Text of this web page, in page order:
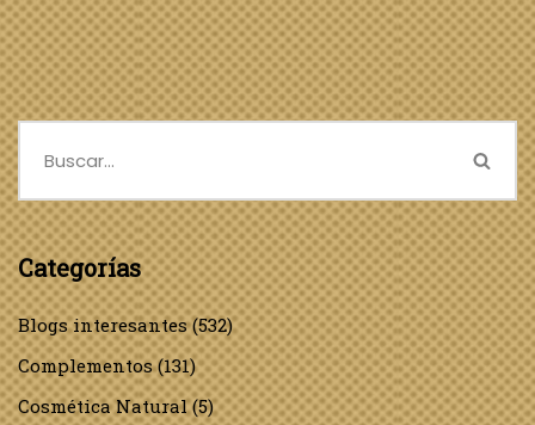
Categorías
Blogs interesantes(532)
Complementos(131)
Cosmética Natural(5)